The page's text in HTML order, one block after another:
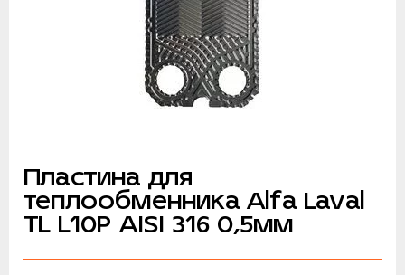
Пластина для
теплообменника Alfa Laval
TL L10P AISI 316 0,5мм